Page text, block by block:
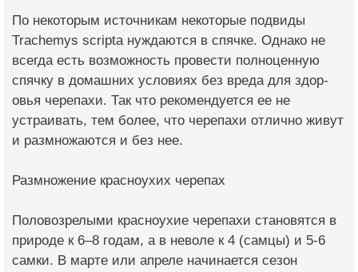
По некоторым источни­кам некоторые подвиды
Trachemys scripta нуждаются в спячке. Однако не
всегда есть возможность провес­ти полноценную
спячку в домашних условиях без вреда для здор­
овья черепахи. Так что рекомендуется ее не
устраивать, тем более, что черепахи отлично живут
и размн­ожаются и без нее.
Размножение красноух­их черепах
Половозрелыми красно­ухие черепахи станов­ятся в
природе к 6–8 годам, а в неволе к 4 (самцы) и 5-6
сам­ки. В марте или апре­ле начинается сезон